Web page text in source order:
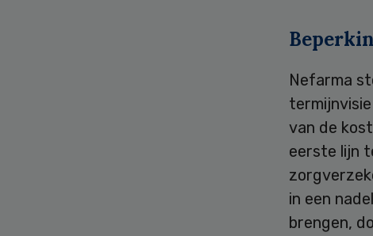
Nefarma
van de
eerste lijn
in een
brengen,